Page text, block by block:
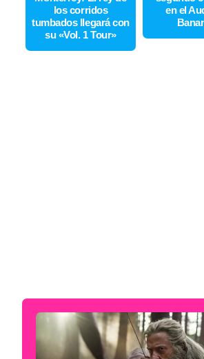
los corridos
tumbados llegará con
su «Vol. 1 Tour»
en el